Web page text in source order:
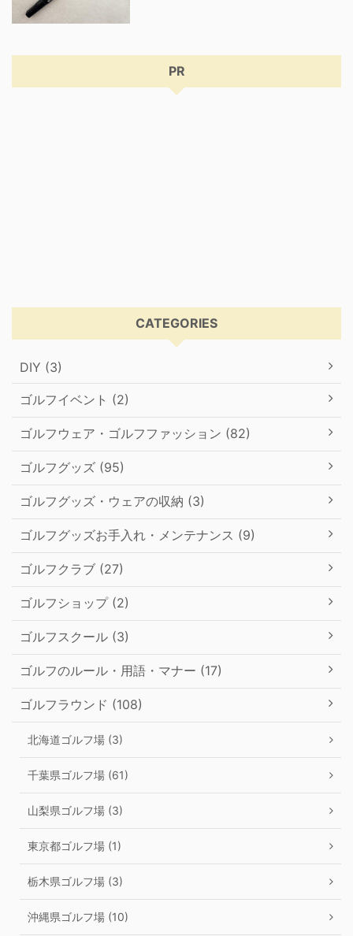
PR
CATEGORIES
DIY (3)
ゴルフイベント (2)
ゴルフウェア・ゴルフファッション (82)
ゴルフグッズ (95)
ゴルフグッズ・ウェアの収納 (3)
ゴルフグッズお手入れ・メンテナンス (9)
ゴルフクラブ (27)
ゴルフショップ (2)
ゴルフスクール (3)
ゴルフのルール・用語・マナー (17)
ゴルフラウンド (108)
北海道ゴルフ場 (3)
千葉県ゴルフ場 (61)
山梨県ゴルフ場 (3)
東京都ゴルフ場 (1)
栃木県ゴルフ場 (3)
沖縄県ゴルフ場 (10)